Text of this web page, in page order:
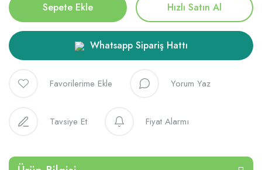
Sepete Ekle Hızlı Satın Al
Whatsapp Sipariş Hattı
Yorum Yaz
Tavsiye Et Fiyat Alarmı